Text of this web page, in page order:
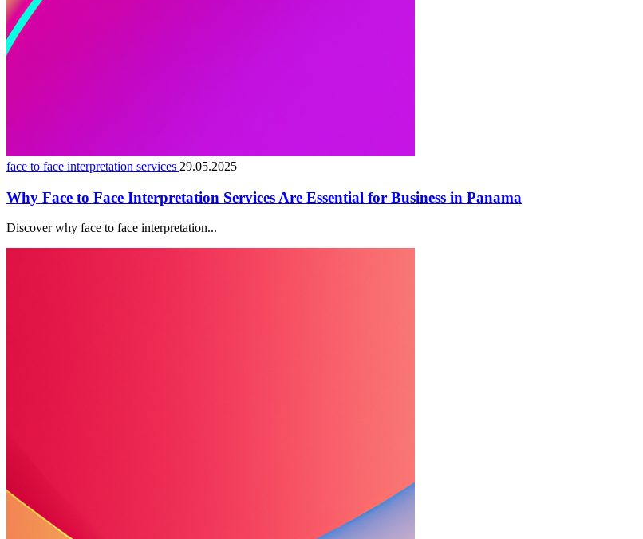
face to face interpretation services 29.05.2025
Why Face to Face Interpretation Services Are Essential for Business in Panama
Discover why face to face interpretation...